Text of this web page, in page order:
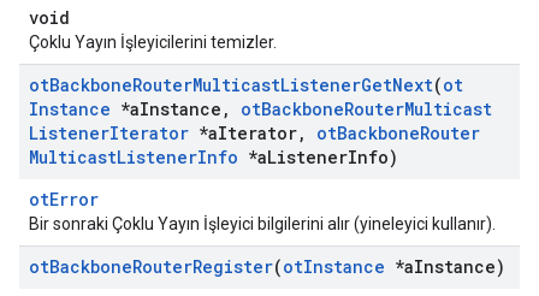
void
Çoklu Yayın İşleyicilerini temizler.
otBackboneRouterMulticastListenerGetNext(ot
Instance *aInstance , otBackboneRouterMulticast
ListenerIterator *aIterator, otBackboneRouter
MulticastListenerInfo *aListenerInfo)
otError
Bir sonraki Çoklu Yayın İşleyici bilgilerini alır (yineleyici kullanır).
otBackboneRouterRegister(otInstance *aInstance)